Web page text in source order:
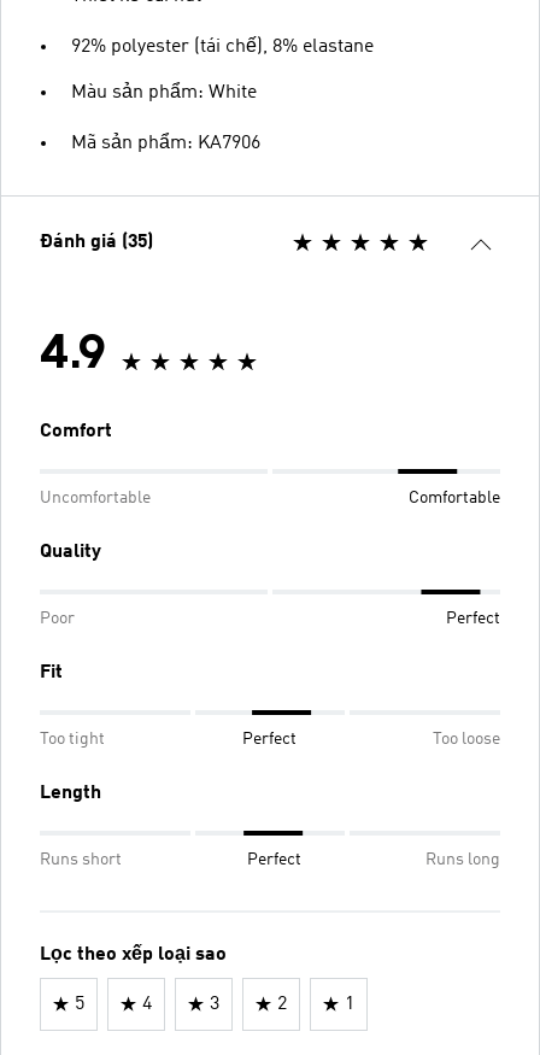
92% polyester (tái chế), 8% elastane
Màu sản phẩm: White
Mã sản phẩm: KA7906
Đánh giá (35)
4.9
Comfort
Uncomfortable Comfortable
Quality
Poor Perfect
Fit
Too tight Perfect Too loose
Length
Runs short Perfect Runs long
Lọc theo xếp loại sao
5 4 3 2 1